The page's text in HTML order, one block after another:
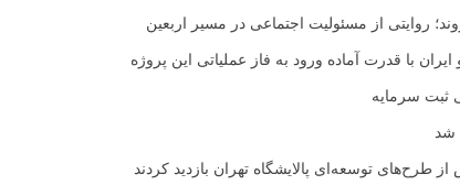
روایتی از مسئولیت اجتماعی در مسیر اربعین
با قدرت آماده ورود به فاز عملیاتی این پروژه
شد
توسعه‌ای پالایشگاه تهران بازدید کردند